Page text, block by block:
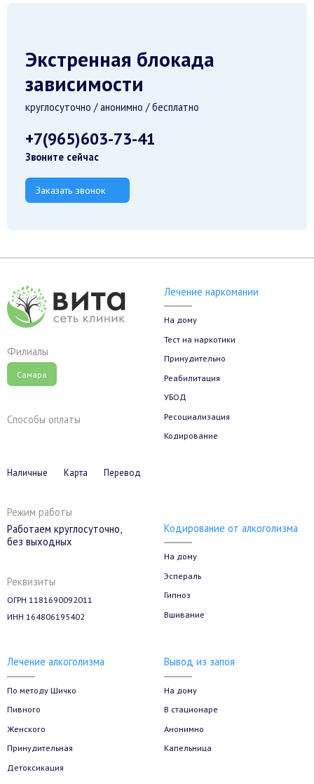
Экстренная блокада
зависимости
круглосуточно / анонимно / бесплатно
+7(965)603-73-41
Звоните сейчас
Заказать звонок
Филиалы
Самара
Способы оплаты
Наличные Карта Перевод
Режим работы
Работаем круглосуточно,
без выходных
Реквизиты
ОГРН 1181690092011
ИНН 164806195402
Лечение наркомании
На дому
Тест на наркотики
Принудительно
Реабилитация
УБОД
Ресоциализация
Кодирование
Кодирование от алкоголизма
На дому
Эспераль
Гипноз
Вшивание
Лечение алкоголизма
По методу Шичко
Пивного
Женского
Принудительная
Детоксикация
Вывод из запоя
На дому
В стационаре
Анонимно
Капельница